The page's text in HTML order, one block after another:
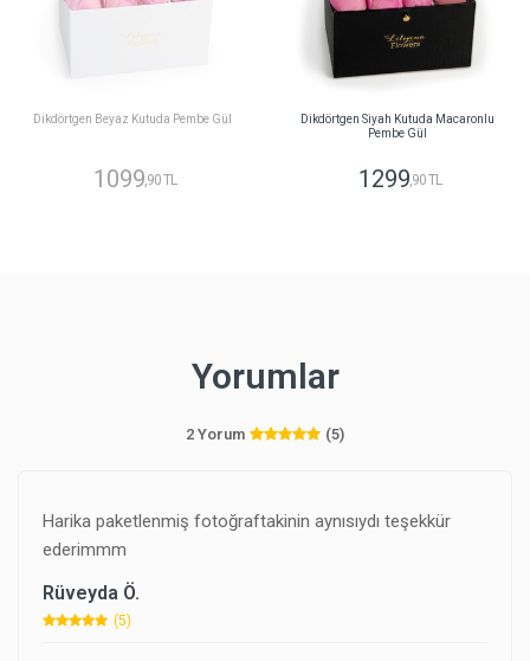
Dikdörtgen Beyaz Kutuda Pembe Gül
1099,90 TL
Dikdörtgen Siyah Kutuda Macaronlu
Pembe Gül
1299,90 TL
Yorumlar
2 Yorum (5)
Harika paketlenmiş fotoğraftakinin aynısıydı teşekkür
ederimmm
Rüveyda Ö.
(5)